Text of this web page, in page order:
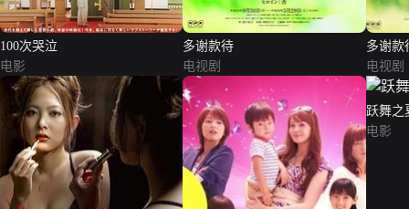
100次哭泣
电影
多谢款待
电视剧
多谢款
电视剧
跃舞之
电影